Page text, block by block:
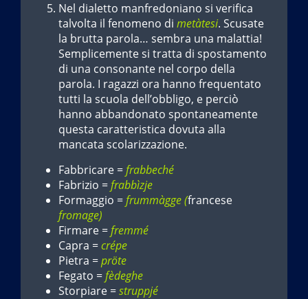
Nel dialetto manfredoniano si verifica
talvolta il fenomeno di metàtesi. Scusate
la brutta parola… sembra una malattia!
Semplicemente si tratta di spostamento
di una consonante nel corpo della
parola. I ragazzi ora hanno frequentato
tutti la scuola dell’obbligo, e perciò
hanno abbandonato spontaneamente
questa caratteristica dovuta alla
mancata scolarizzazione.
Fabbricare =frabbeché
Fabrizio =frabbìzje
Formaggio =frummàgge (francese
fromage)
Firmare =fremmé
Capra =crépe
Pietra =pröte
Fegato =fèdeghe
Storpiare =struppjé